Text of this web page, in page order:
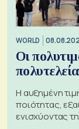
WORLD
Οι
Η αυξημένη
ποιότητας,
ενισχύοντας